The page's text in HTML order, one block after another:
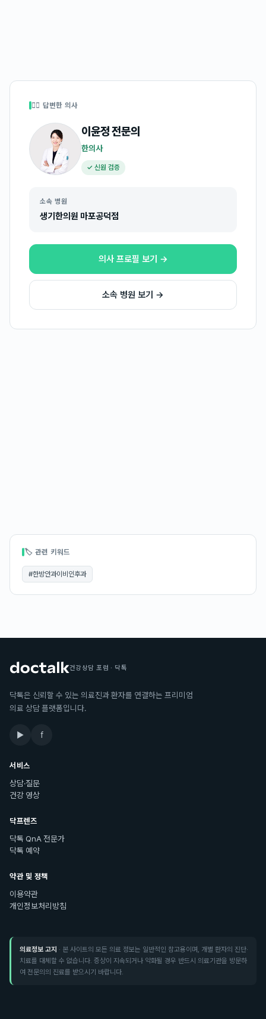
👩‍⚕️ 답변한 의사
이윤정전문의
한의사
✓ 신원 검증
소속 병원
생기한의원 마포공덕점
의사 프로필 보기 →
소속 병원 보기 →
🏷 관련 키워드
#한방안과이비인후과
건강상담 포럼 · 닥톡
닥톡은 신뢰할 수 있는 의료진과 환자를 연결하는 프리미엄
의료 상담 플랫폼입니다.
▶ f
서비스
상담·질문
건강 영상
닥프렌즈
닥톡 QnA 전문가
닥톡 예약
약관 및 정책
이용약관
개인정보처리방침
의료정보 고지 · 본 사이트의 모든 의료 정보는 일반적인 참고용이며, 개별 환자의 진단·
치료를 대체할 수 없습니다. 증상이 지속되거나 악화될 경우 반드시 의료기관을 방문하
여 전문의의 진료를 받으시기 바랍니다.